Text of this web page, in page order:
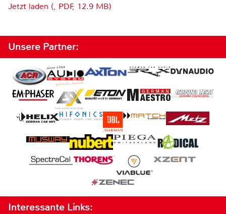
Jetzt laden (, PDF, 12.9 MB)
Unsere Partner:
Interessante Links: